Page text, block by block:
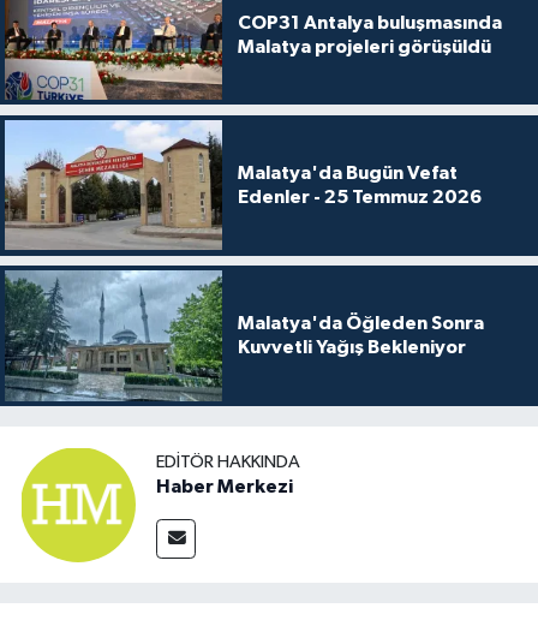
COP31 Antalya buluşmasında
Malatya projeleri görüşüldü
Malatya'da Bugün Vefat
Edenler - 25 Temmuz 2026
Malatya'da Öğleden Sonra
Kuvvetli Yağış Bekleniyor
EDITÖR HAKKINDA
Haber Merkezi